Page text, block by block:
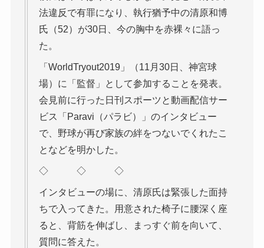
法違反で有罪になり、執行猶予中の清原和博
氏（52）が30日、今の胸中を赤裸々に語っ
た。
「WorldTryout2019」（11月30日、神宮球
場）に「監督」として参加することを発表。
会見前に行った日刊スポーツと動画配信サー
ビス「Paravi（パラビ）」のインタビュー
で、野球が再び家族の絆をつないでくれたこ
となどを明かした。
◇ ◇ ◇
インタビューの場に、清原氏は緊張した面持
ちで入ってきた。用意された椅子に腰深く座
ると、背筋を伸ばし、まっすぐ前を向いて、
質問に答えた。